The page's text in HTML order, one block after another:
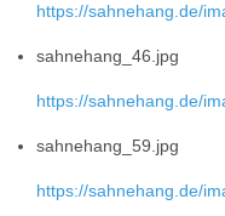
https://sahnehang.de/
sahnehang_46.jpg
https://sahnehang.de/
sahnehang_59.jpg
https://sahnehang.de/